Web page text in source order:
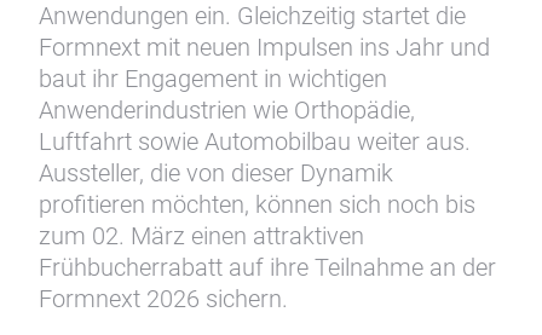
Anwendungen ein. Gleichzeitig startet die
Formnext mit neuen Impulsen ins Jahr und
baut ihr Engagement in wichtigen
Anwenderindustrien wie Orthopädie,
Luftfahrt sowie Automobilbau weiter aus.
Aussteller, die von dieser Dynamik
profitieren möchten, können sich noch bis
zum 02. März einen attraktiven
Frühbucherrabatt auf ihre Teilnahme an der
Formnext 2026 sichern.